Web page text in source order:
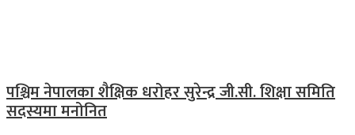
पश्चिम नेपालका शैक्षिक धरोहर सुरेन्द्र जी.सी. शिक्षा समिति
सदस्यमा मनोनित